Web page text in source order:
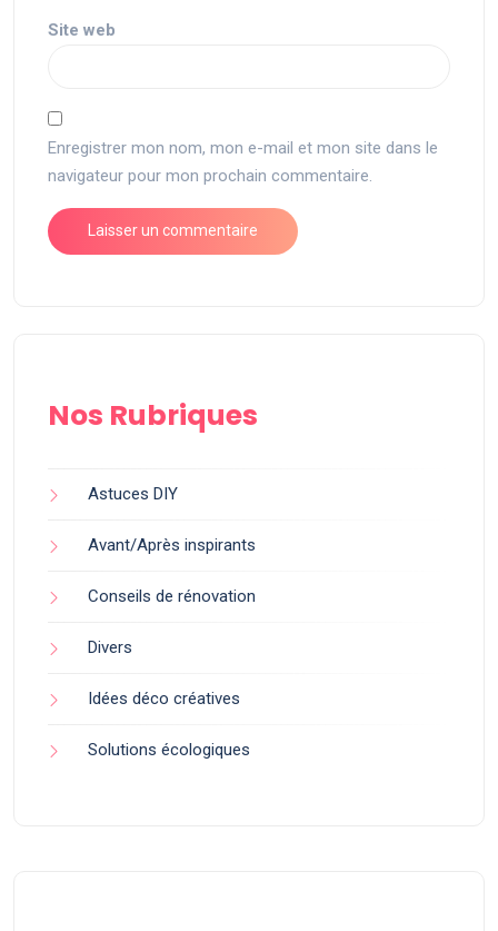
Site web
Enregistrer mon nom, mon e-mail et mon site dans le
navigateur pour mon prochain commentaire.
Nos Rubriques
Astuces DIY
Avant/Après inspirants
Conseils de rénovation
Divers
Idées déco créatives
Solutions écologiques